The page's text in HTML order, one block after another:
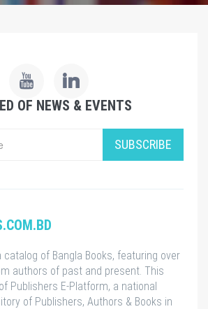
OF NEWS & EVENTS
SUBSCRIBE
catalog of Bangla Books, featuring over
authors of past and present. This
Publishers E-Platform, a national
of Publishers, Authors & Books in